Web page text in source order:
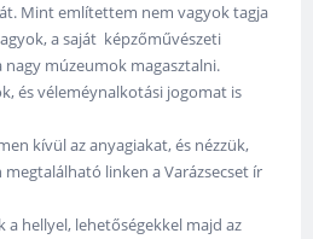
Mint említettem nem vagyok tagja
a saját képzőművészeti
múzeumok magasztalni.
és véleméynalkotási jogomat is
kívül az anyagiakat, és nézzük,
linken a Varázsecset ír
a hellyel, lehetőségekkel majd az